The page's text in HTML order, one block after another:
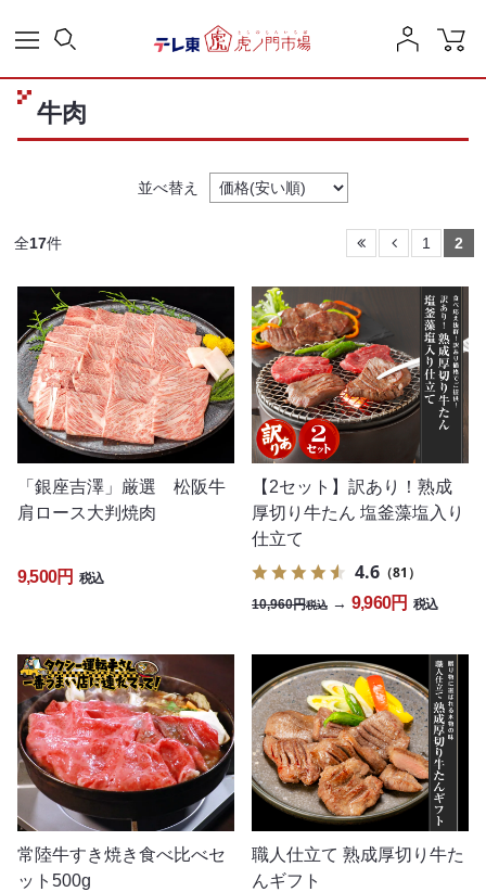
牛肉
並べ替え
全17件 1 2
「銀座吉澤」厳選 松阪牛
肩ロース大判焼肉
9,500円 税込
【2セット】訳あり！熟成
厚切り牛たん 塩釜藻塩入り
仕立て
4.6 （81）
10,960円税込 → 9,960円 税込
常陸牛すき焼き食べ比べセ
ット500g
職人仕立て 熟成厚切り牛た
んギフト